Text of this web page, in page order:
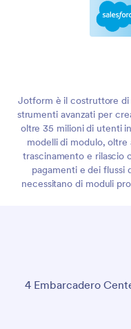
Jotform è il costruttore di
strumenti avanzati per
oltre 35 milioni di utenti
modelli di modulo,
trascinamento e rilascio
pagamenti e dei flussi
necessitano di moduli
4 Embarcadero